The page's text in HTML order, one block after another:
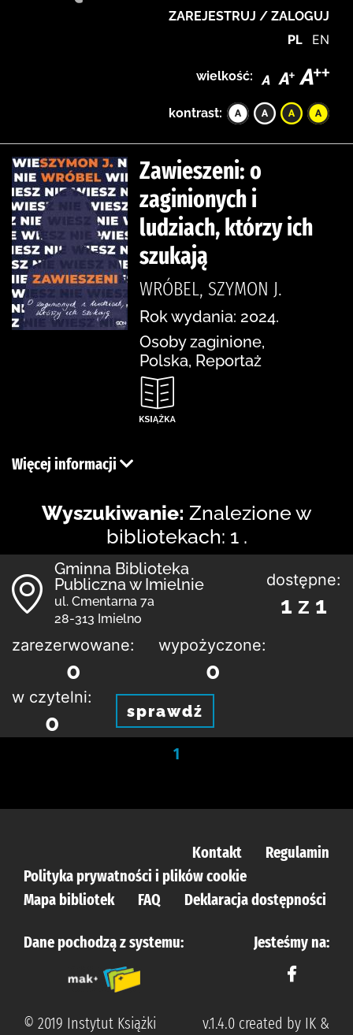
ZAREJESTRUJ / ZALOGUJ
PL EN
wielkość:
kontrast:
Zawieszeni: o
zaginionych i
ludziach, którzy ich
szukają
WRÓBEL, SZYMON J.
Rok wydania: 2024.
Osoby zaginione,
Polska, Reportaż
Więcej informacji
Wyszukiwanie: Znalezione w
bibliotekach: 1 .
Gminna Biblioteka
Publiczna w Imielnie
ul. Cmentarna 7a
28-313 Imielno
dostępne:
1 z 1
zarezerwowane:
0
wypożyczone:
0
w czytelni:
0 sprawdź
1
Kontakt
Regulamin
Polityka prywatności i plików cookie
Mapa bibliotek
FAQ Deklaracja dostępności
Dane pochodzą z systemu: Jesteśmy na:
© 2019 Instytut Książki v.1.4.0 created by IK &